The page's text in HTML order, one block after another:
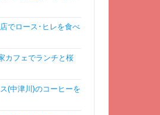
でロース･ヒレを食べ
カフェでランチと桜
(中津川)のコーヒーを